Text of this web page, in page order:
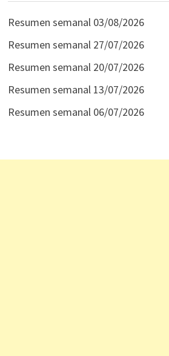
Resumen semanal 03/08/2026
Resumen semanal 27/07/2026
Resumen semanal 20/07/2026
Resumen semanal 13/07/2026
Resumen semanal 06/07/2026